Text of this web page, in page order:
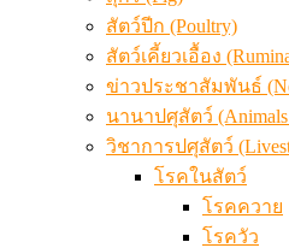
สัตว์ปีก (Poultry)
สัตว์เคี้ยวเอื้อง
ข่าวประชาสัมพันธ์
นานาปศุสัตว์ (Animals
วิชาการปศุสัตว์
โรคในสัตว์
โรคควาย
โรควัว